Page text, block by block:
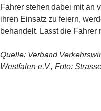
Fahrer stehen dabei mit an
ihren Einsatz zu feiern,
behandelt. Lasst die Fahrer
Quelle: Verband
Westfalen e.V., Foto: